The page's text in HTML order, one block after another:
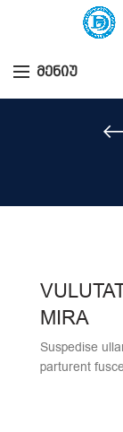
ᲛᲔᲜᲘᲣ
MIRA
Suspedise
parturent